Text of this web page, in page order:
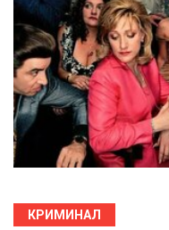
КРИМИНАЛ